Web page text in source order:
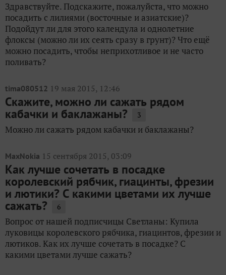
Здравствуйте. Подскажите, пожалуйста, что можно
посадить с лилиями (восточные и азиатские)?
Подойдут ли для этого календула и однолетние
флоксы (можно ли их сеять сразу в грунт)? Что ещё
можно посадить, чтобы неприхотливое и не часто
поливать?
tima080512 19 мая 2015, 12:46
Скажите, можно ли сажать рядом
кабачки и баклажаны? 3
Можно ли сажать рядом кабачки и баклажаны?
MaxNokia 15 сентября 2015, 03:09
Как лучше сочетать в посадке
королевский рябчик, гиацинты, фрезии
и лютики? С какими цветами их лучше
сажать? 6
Вопрос от нашей подписчицы Светланы: Купила
луковицы королевского рябчика, гиацинтов, фрезии и
лютиков. Как их лучше сочетать в посадке? С
какими цветами лучше сажать?